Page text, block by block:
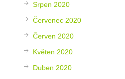
Srpen 2020
Červenec 2020
Červen 2020
Květen 2020
Duben 2020